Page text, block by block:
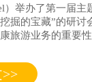
）举办了第一届主
掘的宝藏”的研讨
旅游业务的重要